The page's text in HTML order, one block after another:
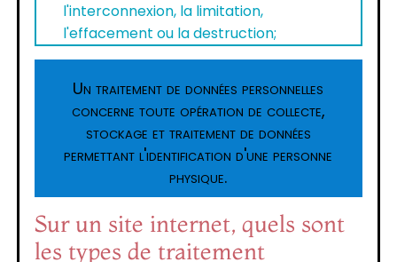
l'interconnexion, la limitation,
l'effacement ou la destruction;
Un traitement de données personnelles
concerne toute opération de collecte,
stockage et traitement de données
permettant l'identification d'une personne
physique.
Sur un site internet, quels sont
les types de traitement